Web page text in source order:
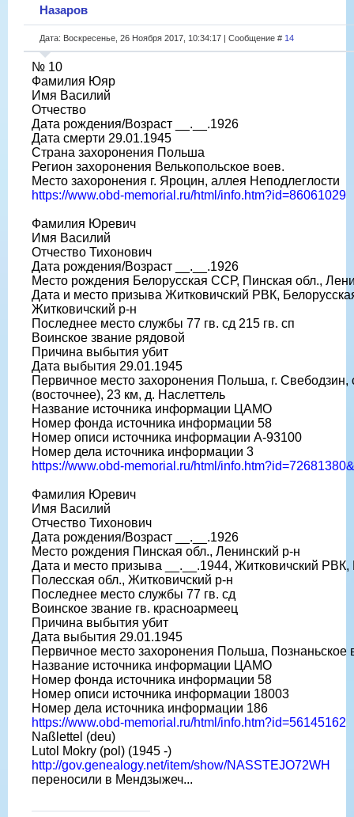
Назаров
Дата: Воскресенье, 26 Ноября 2017, 10:34:17 | Сообщение # 14
№ 10
Фамилия Юяр
Имя Василий
Отчество
Дата рождения/Возраст __.__.1926
Дата смерти 29.01.1945
Страна захоронения Польша
Регион захоронения Велькопольское воев.
Место захоронения г. Яроцин, аллея Неподлеглости
https://www.obd-memorial.ru/html/info.htm?id=86061029
Фамилия Юревич
Имя Василий
Отчество Тихонович
Дата рождения/Возраст __.__.1926
Место рождения Белорусская ССР, Пинская обл.,
Дата и место призыва Житковичский РВК,
Житковичский р-н
Последнее место службы 77 гв. сд 215 гв. сп
Воинское звание рядовой
Причина выбытия убит
Дата выбытия 29.01.1945
Первичное место захоронения Польша, г. Свебодзин,
(восточнее), 23 км, д. Наслеттель
Название источника информации ЦАМО
Номер фонда источника информации 58
Номер описи источника информации А-93100
Номер дела источника информации 3
https://www.obd-memorial.ru/html/
Фамилия Юревич
Имя Василий
Отчество Тихонович
Дата рождения/Возраст __.__.1926
Место рождения Пинская обл., Ленинский р-н
Дата и место призыва __.__.1944, Житковичский
Полесская обл., Житковичский р-н
Последнее место службы 77 гв. сд
Воинское звание гв. красноармеец
Причина выбытия убит
Дата выбытия 29.01.1945
Первичное место захоронения Польша, Познаньское
Название источника информации ЦАМО
Номер фонда источника информации 58
Номер описи источника информации 18003
Номер дела источника информации 186
https://www.obd-memorial.ru/html/info.htm?id=56145162
Naßlettel (deu)
Lutol Mokry (pol) (1945 -)
http://gov.genealogy.net/item/show/NASSTEJO72WH
переносили в Мендзыжеч...